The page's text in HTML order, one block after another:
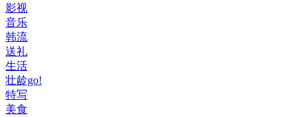
影视
音乐
韩流
送礼
生活
壮龄go!
特写
美食